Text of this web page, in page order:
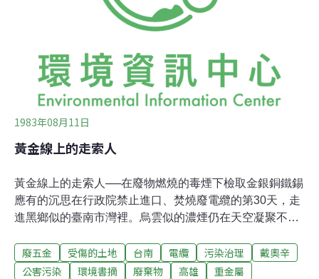
「第4屆世界戴奧辛污染防治研討會」。我們特別就近1個
月來，追蹤調查採訪戴奧辛污染事件所發現的若干疑點，
1983年08月11日
黃金線上的走索人
黃金線上的走索人──在廢物燃燒的毒煙下檢取金銀銅鐵錫
應有的沉思在行政院禁止進口、焚燒廢電纜的第30天，走
進黑鄉似的臺南市灣裡。烏雲似的濃煙仍在天空凝聚不
天，監察院已宣佈調查行政院所屬有關單位在處理廢電纜
上的行政責任。濃煙下，有灣裡人在灰堆裹檢銅、鋁、
廢五金 受傷的土地 台南 電纜 污染治理
戴奧辛
公害污染
環境書摘 廢棄物 高雄 重金屬